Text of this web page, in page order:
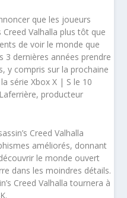
que les joueurs
Creed Valhalla plus tôt que
de voir le monde que
3 dernières années prendre
y compris sur la prochaine
série Xbox X | S le 10
producteur
Creed Valhalla
améliorés, donnant
le monde ouvert
dans les moindres détails.
Creed Valhalla tournera à